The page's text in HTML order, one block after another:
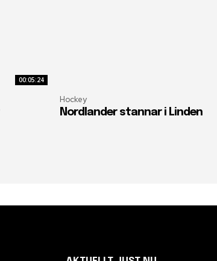
00:05:24
Hockey
Nordlander stannar i Linden